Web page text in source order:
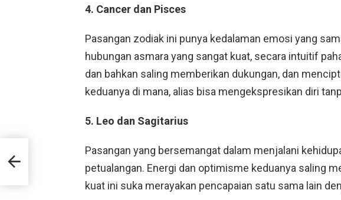
4. Cancer dan Pisces
Pasangan zodiak ini punya kedalaman emosi yang
hubungan asmara yang sangat kuat, secara intuitif
dan bahkan saling memberikan dukungan, dan
keduanya di mana, alias bisa mengekspresikan diri
5. Leo dan Sagitarius
Pasangan yang bersemangat dalam menjalani
petualangan. Energi dan optimisme keduanya saling
kuat ini suka merayakan pencapaian satu sama lain